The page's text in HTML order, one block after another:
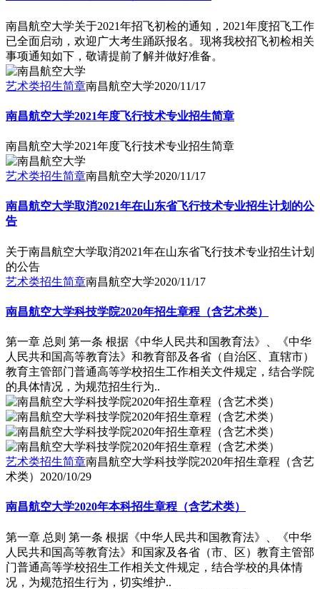
南昌航空大学关于2021年招飞初检的通知，2021年度招飞工作
已全面启动，欢迎广大考生踊跃报名。现将我校招飞初检相关
事项通知如下，敬请提前了解并做好准备。
艺术类招生简章南昌航空大学2020/11/17
南昌航空大学2021年度飞行技术专业招生简章
南昌航空大学2021年度飞行技术专业招生简章
艺术类招生简章南昌航空大学2020/11/17
南昌航空大学取消2021年在山东省飞行技术专业招生计划的公
告
关于南昌航空大学取消2021年在山东省飞行技术专业招生计划
的公告
艺术类招生简章南昌航空大学2020/11/17
南昌航空大学科技学院2020年招生章程（含艺术类）
第一章 总则 第一条 根据《中华人民共和国教育法》、《中华
人民共和国高等教育法》和教育部及各省（自治区、直辖市）
教育主管部门普通高等学校招生工作相关文件规定，结合学院
的具体情况，为规范招生行为..
艺术类招生简章南昌航空大学科技学院2020年招生章程（含艺
术类） 2020/10/29
南昌航空大学2020年本科招生章程（含艺术类）
第一章 总则 第一条 根据《中华人民共和国教育法》、《中华
人民共和国高等教育法》和国家及各省（市、区）教育主管部
门普通高等学校招生工作相关文件规定，结合学校的具体情
况，为规范招生行为，切实维护..